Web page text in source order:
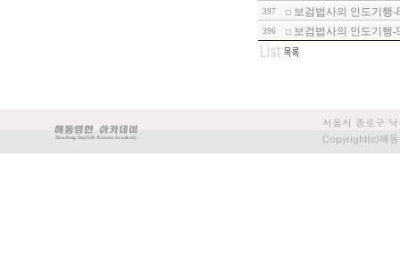
397 보검법사의 인도기행
396 보검법사의 인도기행